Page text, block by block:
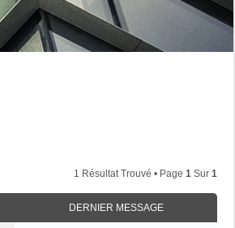
1 Résultat Trouvé • Page 1 Sur 1
DERNIER MESSAGE